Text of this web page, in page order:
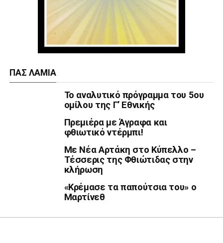
ΠΑΣ ΛΑΜΊΑ
Το αναλυτικό πρόγραμμα του 5ου
ομίλου της Γ’ Εθνικής
Πρεμιέρα με Άγραφα και
φθιωτικό ντέρμπι!
Με Νέα Αρτάκη στο Κύπελλο –
Τέσσερις της Φθιώτιδας στην
κλήρωση
«Κρέμασε τα παπούτσια του» ο
Μαρτίνεθ